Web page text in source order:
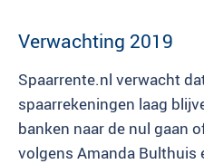
Verwachting 2019
Spaarrente.nl verwacht
spaarrekeningen laag
banken naar de nul gaan
volgens Amanda Bulthuis